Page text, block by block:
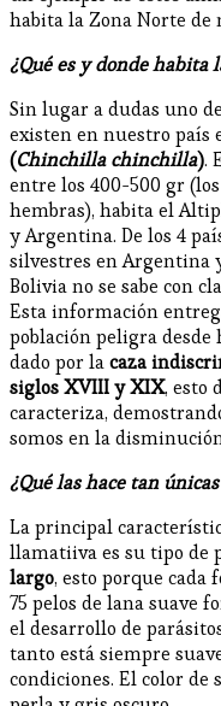
habita la Zona Norte de
¿Qué es y donde habita
Sin lugar a dudas uno
existen en nuestro país
(Chinchilla chinchilla).
entre los 400-500 gr
hembras), habita el
y Argentina. De los 4
silvestres en Argentina
Bolivia no se sabe con
Esta información
población peligra
dado por lacaza
siglos XVIII y XIX, esto
caracteriza,
somos en la
¿Qué las hace tan
La principal
llamatiiva es su tipo de
largo, esto porque cada
75 pelos de lana suave
el desarrollo de
tanto está siempre
condiciones. El color de